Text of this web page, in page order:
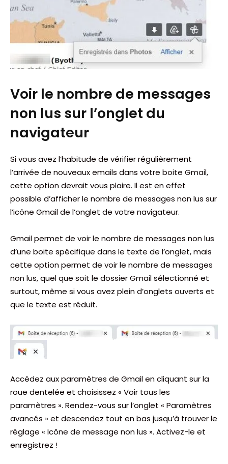
Voir le nombre de messages
non lus sur l’onglet du
navigateur
Si vous avez l’habitude de vérifier régulièrement
l’arrivée de nouveaux emails dans votre boite Gmail,
cette option devrait vous plaire. Il est en effet
possible d’afficher le nombre de messages non lus sur
l’icône Gmail de l’onglet de votre navigateur.
Gmail permet de voir le nombre de messages non lus
d’une boite spécifique dans le texte de l’onglet, mais
cette option permet de voir le nombre de messages
non lus, quel que soit le dossier Gmail sélectionné et
surtout, même si vous avez plein d’onglets ouverts et
que le texte est réduit.
Accédez aux paramètres de Gmail en cliquant sur la
roue dentelée et choisissez « Voir tous les
paramètres ». Rendez-vous sur l’onglet « Paramètres
avancés » et descendez tout en bas jusqu’à trouver le
réglage « Icône de message non lus ». Activez-le et
enregistrez !